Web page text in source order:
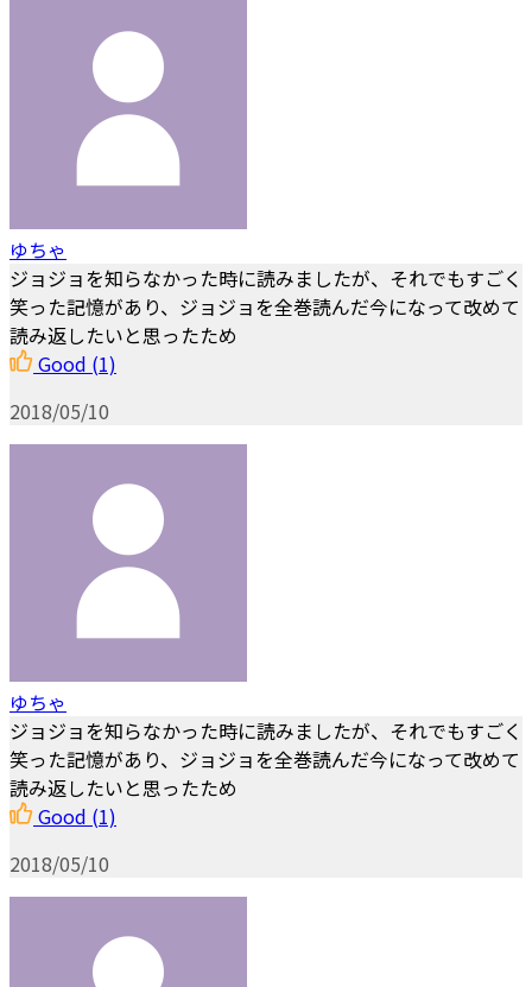
ゆちゃ
ジョジョを知らなかった時に読みましたが、それでもすごく
笑った記憶があり、ジョジョを全巻読んだ今になって改めて
読み返したいと思ったため
Good (1)
2018/05/10
ゆちゃ
ジョジョを知らなかった時に読みましたが、それでもすごく
笑った記憶があり、ジョジョを全巻読んだ今になって改めて
読み返したいと思ったため
Good (1)
2018/05/10